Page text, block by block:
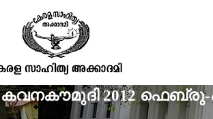
കവനകൗമുദി 2012 ഫെബ്രു-